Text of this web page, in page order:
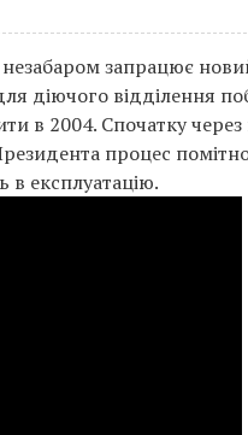
незабаром запрацює
діючого відділення
в 2004. Cпочатку
процес
в експлуатацію.